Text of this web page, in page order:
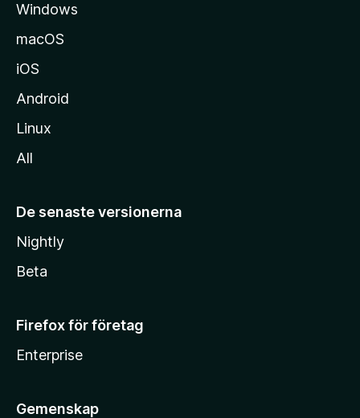
Windows
macOS
iOS
Android
Linux
All
De senaste versionerna
Nightly
Beta
Firefox för företag
Enterprise
Gemenskap